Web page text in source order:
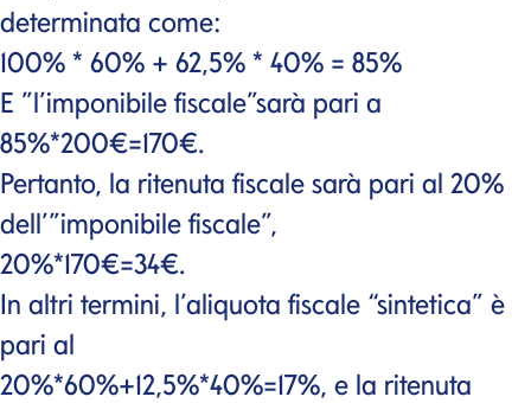
determinata come:
100% * 60% + 62,5% * 40% = 85%
E ”l’imponibile fiscale”sarà pari a
85%*200€=170€.
Pertanto, la ritenuta fiscale sarà pari al 20%
dell’”imponibile fiscale”,
20%*170€=34€.
In altri termini, l’aliquota fiscale “sintetica” è
pari al
20%*60%+12,5%*40%=17%, e la ritenuta